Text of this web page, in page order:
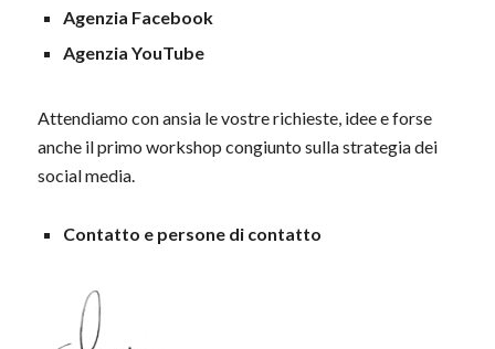
Agenzia Facebook
Agenzia YouTube
Attendiamo con ansia le vostre richieste, idee e forse
anche il primo workshop congiunto sulla strategia dei
social media.
Contatto e persone di contatto